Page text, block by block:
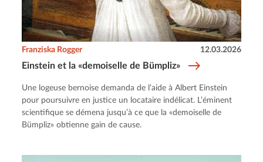
Einstein et la «demoiselle de Bümpliz»
Franziska Rogger 12.03.2026
Une logeuse bernoise demanda de l’aide à Albert Einstein
pour poursuivre en justice un locataire indélicat. L’éminent
scientifique se démena jusqu’à ce que la «demoiselle de
Bümpliz» obtienne gain de cause.